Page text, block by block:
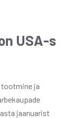
USA-s
tootmine ja
jaanuarist